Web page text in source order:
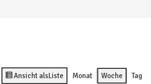
Ansicht alsListe Monat Woche Tag